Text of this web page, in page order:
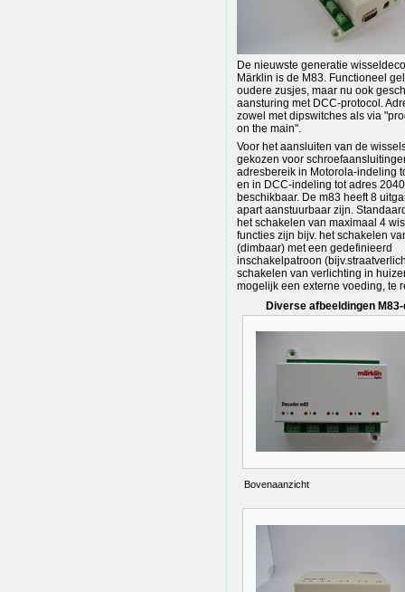
De nieuwste generatie
Märklin is de M83. Functioneel
oudere zusjes, maar nu ook
aansturing met DCC-protocol.
zowel met dipswitches als via
on the main".
Voor het aansluiten van de
gekozen voor
adresbereik in Motorola-indeling
en in DCC-indeling tot adres
beschikbaar. De m83 heeft 8
apart aanstuurbaar zijn.
het schakelen van maximaal 4
functies zijn bijv. het schakelen
(dimbaar) met een gedefinieerd
inschakelpatroon
schakelen van verlichting in
mogelijk een externe voeding, te
Diverse afbeeldingen
Bovenaanzicht